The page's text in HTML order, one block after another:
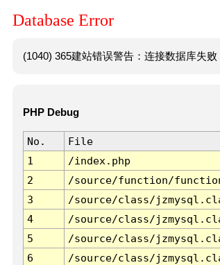
Database Error
(1040) 365建站错误警告：连接数据库失
PHP Debug
No. File
1
/index.php
2
/source/function/
3
/source/class/
4
/source/class/
5
/source/class/
6
/source/class/